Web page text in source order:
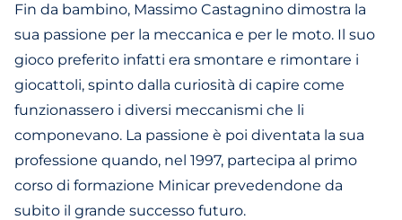
Fin da bambino, Massimo Castagnino dimostra la
sua passione per la meccanica e per le moto. Il suo
gioco preferito infatti era smontare e rimontare i
giocattoli, spinto dalla curiosità di capire come
funzionassero i diversi meccanismi che li
componevano. La passione è poi diventata la sua
professione quando, nel 1997, partecipa al primo
corso di formazione Minicar prevedendone da
subito il grande successo futuro.